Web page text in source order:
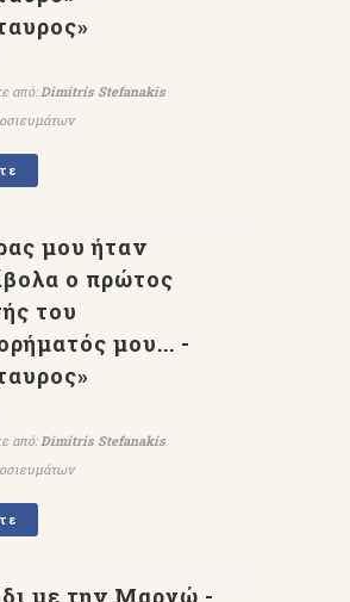
από:Dimitris Stefanakis
μου ήταν
ο πρώτος
του
μου... -
από:Dimitris Stefanakis
με την Μαργώ -